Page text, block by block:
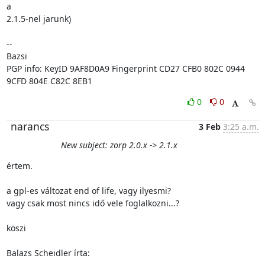
a
2.1.5-nel jarunk)
--
Bazsi
PGP info: KeyID 9AF8D0A9 Fingerprint CD27 CFB0 802C 0944
9CFD 804E C82C 8EB1
0
0
narancs 3 Feb 3:25 a.m.
New subject: zorp 2.0.x -> 2.1.x
értem.
a gpl-es változat end of life, vagy ilyesmi?
vagy csak most nincs idő vele foglalkozni...?
köszi
Balazs Scheidler írta: